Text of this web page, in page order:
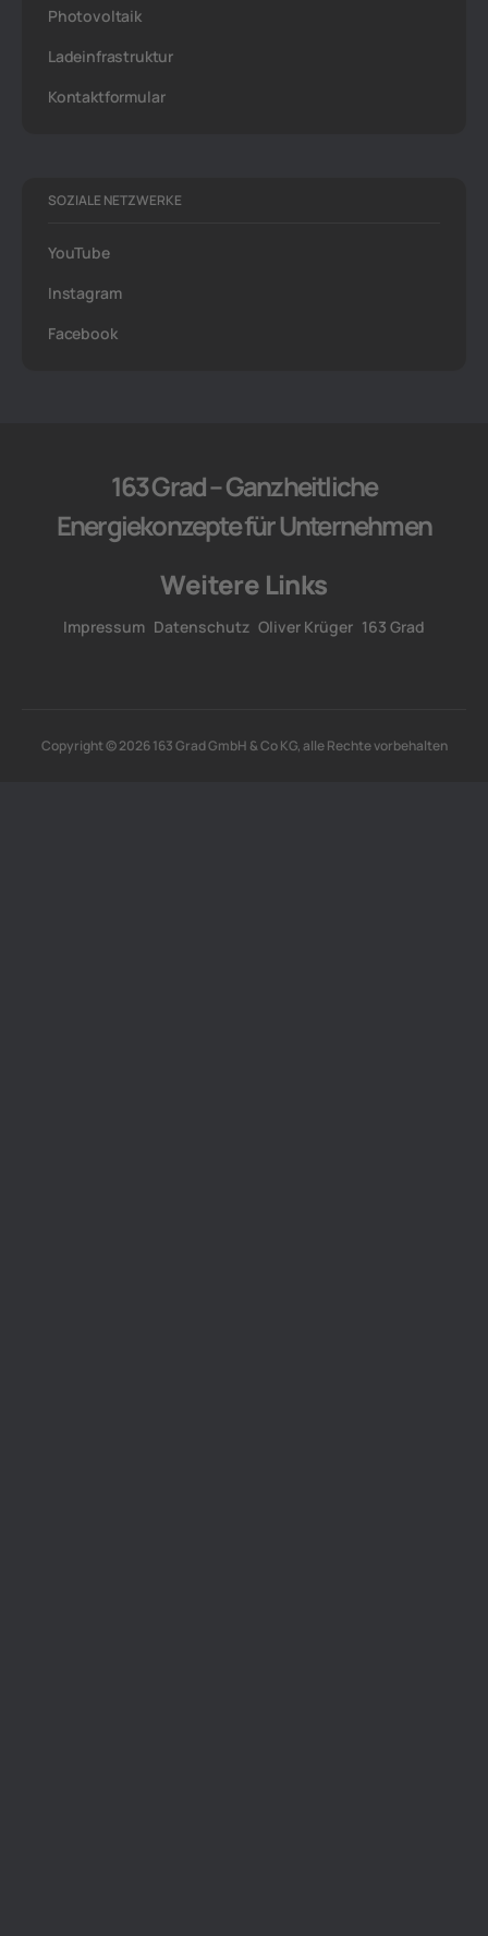
Photovoltaik
Ladeinfrastruktur
Kontaktformular
SOZIALE NETZWERKE
YouTube
Instagram
Facebook
163 Grad – Ganzheitliche
Energiekonzepte für Unternehmen
Weitere Links
Impressum Datenschutz Oliver Krüger 163 Grad
Copyright © 2026 163 Grad GmbH & Co KG, alle Rechte vorbehalten